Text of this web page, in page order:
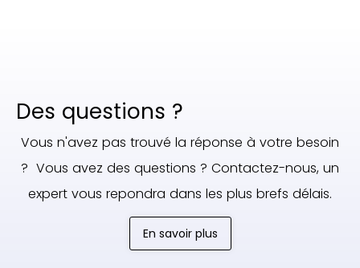
Des questions ?
Vous n'avez pas trouvé la réponse à votre besoin
? Vous avez des questions ? Contactez-nous, un
expert vous repondra dans les plus brefs délais.
En savoir plus